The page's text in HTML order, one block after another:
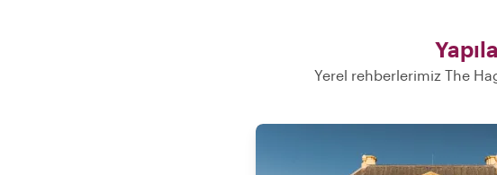
Yerel rehberlerimiz The